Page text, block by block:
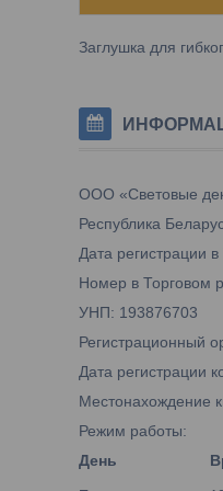
Заглушка для
ООО «Световые
Республика
Дата регистрации
Номер в Торговом
УНП: 193876703
Регистрационный
Дата регистрации
Местонахождение
Режим работы:
День